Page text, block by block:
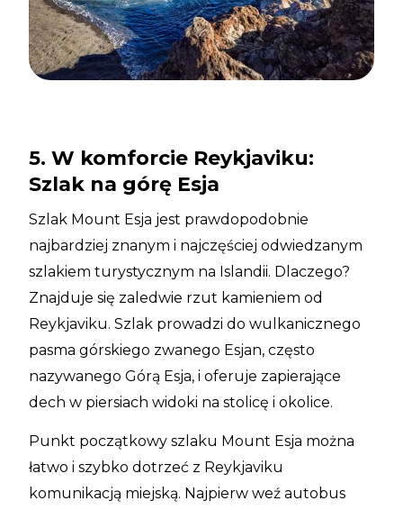
5. W komforcie Reykjaviku:
Szlak na górę Esja
Szlak Mount Esja jest prawdopodobnie
najbardziej znanym i najczęściej odwiedzanym
szlakiem turystycznym na Islandii. Dlaczego?
Znajduje się zaledwie rzut kamieniem od
Reykjaviku. Szlak prowadzi do wulkanicznego
pasma górskiego zwanego Esjan, często
nazywanego Górą Esja, i oferuje zapierające
dech w piersiach widoki na stolicę i okolice.
Punkt początkowy szlaku Mount Esja można
łatwo i szybko dotrzeć z Reykjaviku
komunikacją miejską. Najpierw weź autobus